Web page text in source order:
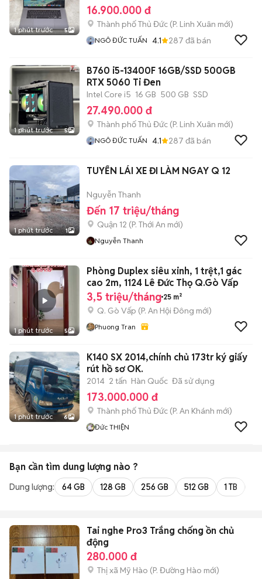
1 phút trước 5
16.900.000 đ
Thành phố Thủ Đức (P. Linh Xuân mới)
NGÔ ĐỨC TUẤN 4.1 287 đã bán
1 phút trước 5
B760 i5-13400F 16GB/SSD 500GB
RTX 5060 Ti Đen
Intel Core i5 16 GB 500 GB SSD
27.490.000 đ
Thành phố Thủ Đức (P. Linh Xuân mới)
NGÔ ĐỨC TUẤN 4.1 287 đã bán
1 phút trước 1
TUYỂN LÁI XE ĐI LÀM NGAY Q 12
Nguyễn Thanh
Đến 17 triệu/tháng
Quận 12 (P. Thới An mới)
Nguyễn Thanh
1 phút trước 5
Phòng Duplex siêu xinh, 1 trệt,1 gác
cao 2m, 1124 Lê Đức Thọ Q.Gò Vấp
3,5 triệu/tháng 25 m²
Q. Gò Vấp (P. An Hội Đông mới)
Phuong Tran
1 phút trước 6
K140 SX 2014,chính chủ 173tr ký giấy
rút hồ sơ OK.
2014 2 tấn Hàn Quốc Đã sử dụng
173.000.000 đ
Thành phố Thủ Đức (P. An Khánh mới)
Đức THIỆN
Bạn cần tìm dung lượng nào ?
Dung lượng: 64 GB 128 GB 256 GB 512 GB 1 TB
Tai nghe Pro3 Trắng chống ồn chủ
động
280.000 đ
Thị xã Mỹ Hào (P. Đường Hào mới)